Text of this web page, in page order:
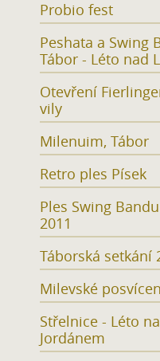
Probio fest
Peshata a Swing
Tábor - Léto nad
Otevření
vily
Milenuim, Tábor
Retro ples Písek
Ples Swing
2011
Táborská setkání
Milevské
Střelnice - Léto
Jordánem